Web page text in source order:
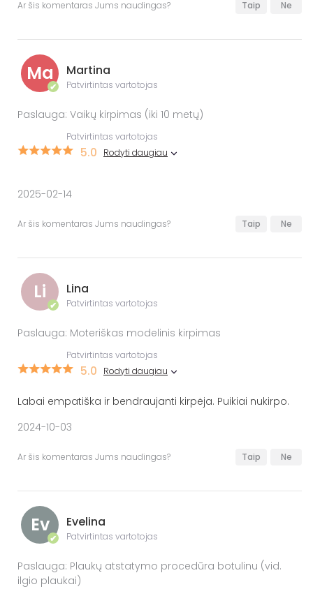
Ar šis komentaras Jums naudingas? Taip Ne
Ma
✔
Martina
Patvirtintas vartotojas
Paslauga: Vaikų kirpimas (iki 10 metų)
Patvirtintas vartotojas
5.0 Rodyti daugiau
2025-02-14
Ar šis komentaras Jums naudingas? Taip Ne
Li
✔
Lina
Patvirtintas vartotojas
Paslauga: Moteriškas modelinis kirpimas
Patvirtintas vartotojas
5.0 Rodyti daugiau
Labai empatiška ir bendraujanti kirpėja. Puikiai nukirpo.
2024-10-03
Ar šis komentaras Jums naudingas? Taip Ne
Ev
✔
Evelina
Patvirtintas vartotojas
Paslauga: Plaukų atstatymo procedūra botulinu (vid.
ilgio plaukai)